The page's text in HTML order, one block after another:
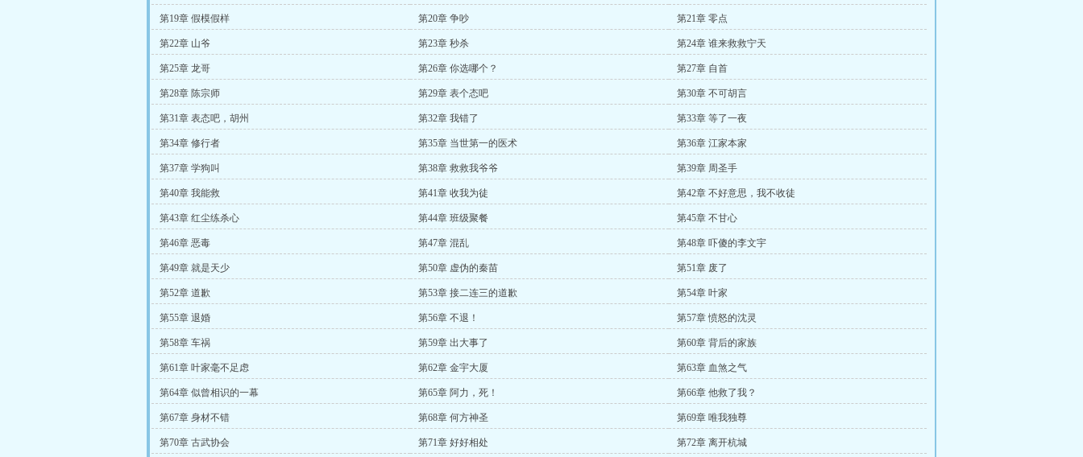
第19章 假模假样 第20章 争吵 第21章 零点
第22章 山爷 第23章 秒杀 第24章 谁来救救宁天
第25章 龙哥 第26章 你选哪个？ 第27章 自首
第28章 陈宗师 第29章 表个态吧 第30章 不可胡言
第31章 表态吧，胡州 第32章 我错了 第33章 等了一夜
第34章 修行者 第35章 当世第一的医术 第36章 江家本家
第37章 学狗叫 第38章 救救我爷爷 第39章 周圣手
第40章 我能救 第41章 收我为徒 第42章 不好意思，我不收徒
第43章 红尘练杀心 第44章 班级聚餐 第45章 不甘心
第46章 恶毒 第47章 混乱 第48章 吓傻的李文宇
第49章 就是天少 第50章 虚伪的秦苗 第51章 废了
第52章 道歉 第53章 接二连三的道歉 第54章 叶家
第55章 退婚 第56章 不退！ 第57章 愤怒的沈灵
第58章 车祸 第59章 出大事了 第60章 背后的家族
第61章 叶家毫不足虑 第62章 金宇大厦 第63章 血煞之气
第64章 似曾相识的一幕 第65章 阿力，死！ 第66章 他救了我？
第67章 身材不错 第68章 何方神圣 第69章 唯我独尊
第70章 古武协会 第71章 好好相处 第72章 离开杭城